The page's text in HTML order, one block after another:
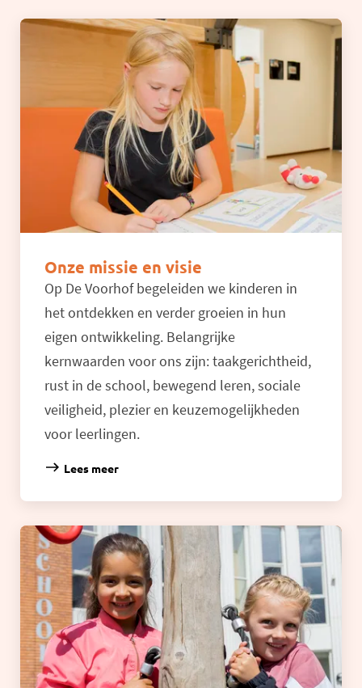
Onze missie en visie
Op De Voorhof begeleiden we kinderen in
het ontdekken en verder groeien in hun
eigen ontwikkeling. Belangrijke
kernwaarden voor ons zijn: taakgerichtheid,
rust in de school, bewegend leren, sociale
veiligheid, plezier en keuzemogelijkheden
voor leerlingen.
Lees meer